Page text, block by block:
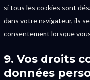
si tous les cookies sont
dans votre navigateur, ils
consentement lorsque
9. Vos droits
données